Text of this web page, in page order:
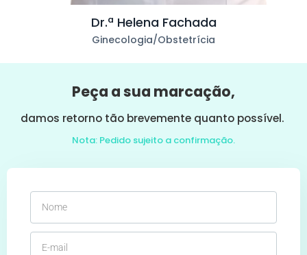
Dr.ª Helena Fachada
Ginecologia/Obstetrícia
Peça a sua marcação,
damos retorno tão brevemente quanto possível.
Nota: Pedido sujeito a confirmação.